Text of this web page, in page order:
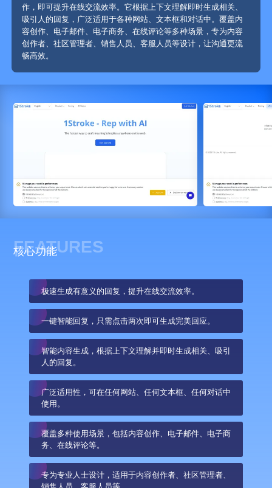
作，即可提升在线交流效率。它根据上下文理解即时生成相关、
吸引人的回复，广泛适用于各种网站、文本框和对话中。覆盖内
容创作、电子邮件、电子商务、在线评论等多种场景，专为内容
创作者、社区管理者、销售人员、客服人员等设计，让沟通更流
畅高效。
FEATURES
核心功能
极速生成有意义的回复，提升在线交流效率。
一键智能回复，只需点击两次即可生成完美回应。
智能内容生成，根据上下文理解并即时生成相关、吸引
人的回复。
广泛适用性，可在任何网站、任何文本框、任何对话中
使用。
覆盖多种使用场景，包括内容创作、电子邮件、电子商
务、在线评论等。
专为专业人士设计，适用于内容创作者、社区管理者、